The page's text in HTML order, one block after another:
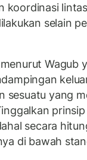
koordinasi
selain
Wagub
sesuatu yang
secara
di bawah